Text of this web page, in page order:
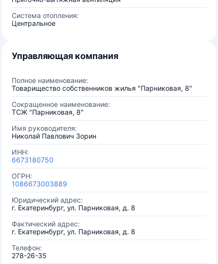
Система отопления:
Центральное
Управляющая компания
Полное наименование:
Товарищество собственников жилья "Парниковая, 8"
Сокращенное наименование:
ТСЖ "Парниковая, 8"
Имя руководителя:
Николай Павлович Зорин
ИНН:
6673180750
ОГРН:
1086673003889
Юридический адрес:
г. Екатеринбург, ул. Парниковая, д. 8
Фактический адрес:
г. Екатеринбург, ул. Парниковая, д. 8
Телефон:
278-26-35